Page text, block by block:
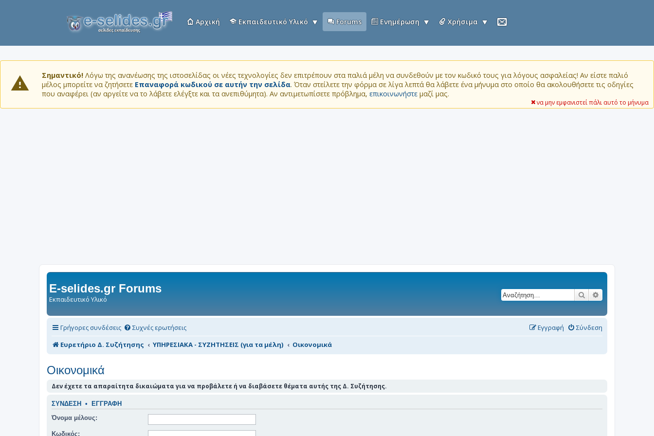
Αρχική Εκπαιδευτικό Υλικό Forums Ενημέρωση Χρήσιμα
Σημαντικό! Λόγω της ανανέωσης της ιστοσελίδας οι νέες τεχνολογίες δεν επιτρέπουν στα παλιά μέλη να συνδεθούν με τον κωδικό τους για λόγους ασφαλείας! Αν είστε παλιό
μέλος μπορείτε να ζητήσετε Επαναφορά κωδικού σε αυτήν την σελίδα. Όταν στείλετε την φόρμα σε λίγα λεπτά θα λάβετε ένα μήνυμα στο οποίο θα ακολουθήσετε τις οδηγίες
που αναφέρει (αν αργείτε να το λάβετε ελέγξτε και τα ανεπιθύμητα). Αν αντιμετωπίσετε πρόβλημα, επικοινωνήστε μαζί μας.
να μην εμφανιστεί πάλι αυτό το μήνυμα
E-selides.gr Forums
Εκπαιδευτικό Υλικό
Αναζήτηση
Γρήγορες συνδέσεις Συχνές ερωτήσεις Σύνδεση
Εγγραφή
Ευρετήριο Δ. Συζήτησης
ΥΠΗΡΕΣΙΑΚΑ - ΣΥΖΗΤΗΣΕΙΣ (για τα μέλη) Οικονομικά
Οικονομικά
Δεν έχετε τα απαραίτητα δικαιώματα για να προβάλετε ή να διαβάσετε θέματα αυτής της Δ. Συζήτησης.
ΣΎΝΔΕΣΗ • ΕΓΓΡΑΦΉ
Όνομα μέλους:
Κωδικός: